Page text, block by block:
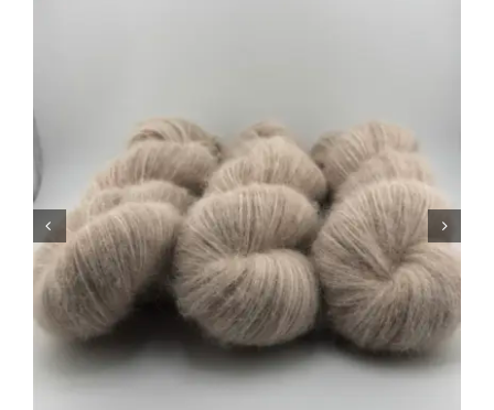
Münster Yarn
Wollfestivals
Kontakt